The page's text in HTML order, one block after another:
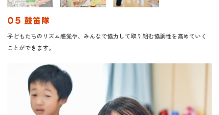
05 鼓笛隊
子どもたちのリズム感覚や、みんなで協力して取り組む協調性を高めていく
ことができます。